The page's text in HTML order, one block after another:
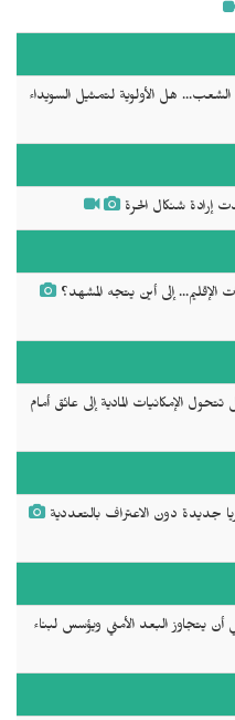
هل الأولوية لتمثيل السويداء
إرادة شنكال الحرة
إلى أين يتجه المشهد؟
الإمكانيات المادية إلى عائق أمام
جديدة دون الاعتراف بالتعددية
أن يتجاوز البعد الأمني ويؤسس لبناء